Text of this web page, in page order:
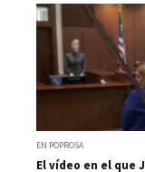
EN POPROSA
El vídeo en el que